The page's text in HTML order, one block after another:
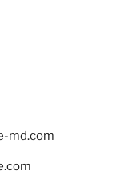
md.com